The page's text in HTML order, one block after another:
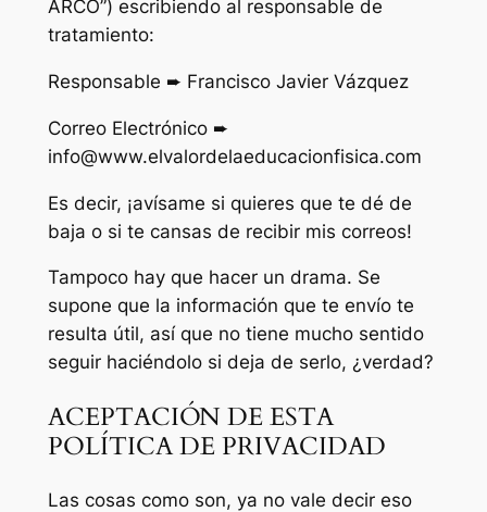
ARCO”) escribiendo al responsable de
tratamiento:
Responsable ➨ Francisco Javier Vázquez
Correo Electrónico ➨
info@www.elvalordelaeducacionfisica.com
Es decir, ¡avísame si quieres que te dé de
baja o si te cansas de recibir mis correos!
Tampoco hay que hacer un drama. Se
supone que la información que te envío te
resulta útil, así que no tiene mucho sentido
seguir haciéndolo si deja de serlo, ¿verdad?
ACEPTACIÓN DE ESTA
POLÍTICA DE PRIVACIDAD
Las cosas como son, ya no vale decir eso